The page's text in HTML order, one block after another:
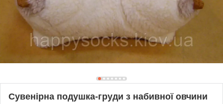
Сувенірна подушка-груди з набивної овчини